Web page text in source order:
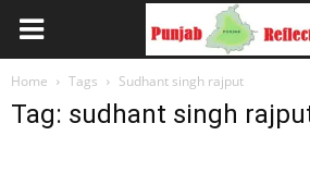
Home Tags Sudhant singh rajput
Tag: sudhant singh